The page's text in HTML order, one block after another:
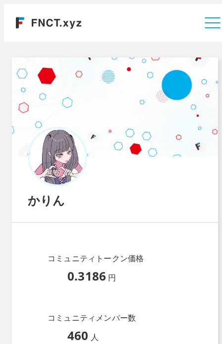
かりん
コミュニティトークン価格
0.3186 円
コミュニティメンバー数
460 人